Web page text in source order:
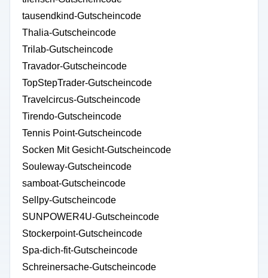
tausendkind-Gutscheincode
Thalia-Gutscheincode
Trilab-Gutscheincode
Travador-Gutscheincode
TopStepTrader-Gutscheincode
Travelcircus-Gutscheincode
Tirendo-Gutscheincode
Tennis Point-Gutscheincode
Socken Mit Gesicht-Gutscheincode
Souleway-Gutscheincode
samboat-Gutscheincode
Sellpy-Gutscheincode
SUNPOWER4U-Gutscheincode
Stockerpoint-Gutscheincode
Spa-dich-fit-Gutscheincode
Schreinersache-Gutscheincode